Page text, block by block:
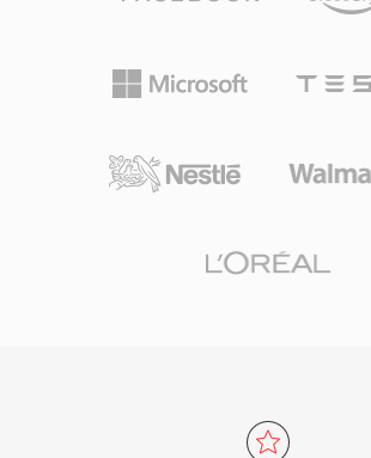
该格式支持8 kHz至96 kHz的采样率和
道，从语音通话到环绕声均可胜任。第
浏览器和媒体播放器都能原生处理AAC